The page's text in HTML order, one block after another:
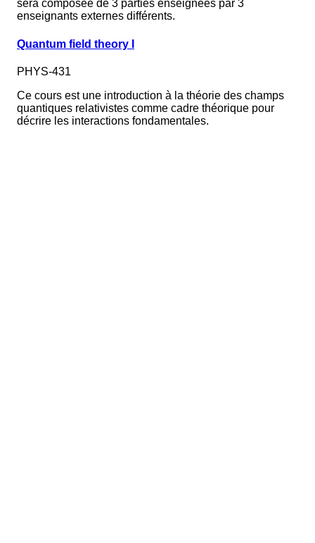
sera composée de 3 parties enseignées par 3
enseignants externes différents.
Quantum field theory I
PHYS-431
Ce cours est une introduction à la théorie des champs
quantiques relativistes comme cadre théorique pour
décrire les interactions fondamentales.